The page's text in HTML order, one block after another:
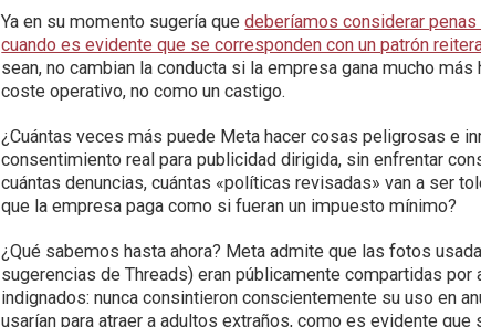
Ya en su momento sugería quedeberíamos considerar
cuando es evidente que se corresponden con un patrón
sean, no cambian la conducta si la empresa gana mucho
coste operativo, no como un castigo.
¿Cuántas veces más puede Meta hacer cosas peligrosas e
consentimiento real para publicidad dirigida, sin enfrentar
cuántas denuncias, cuántas «políticas revisadas» van a ser
que la empresa paga como si fueran un impuesto mínimo?
¿Qué sabemos hasta ahora? Meta admite que las fotos
sugerencias de Threads) eran públicamente compartidas
indignados: nunca consintieron conscientemente su uso en
usarían para atraer a adultos extraños, como es evidente